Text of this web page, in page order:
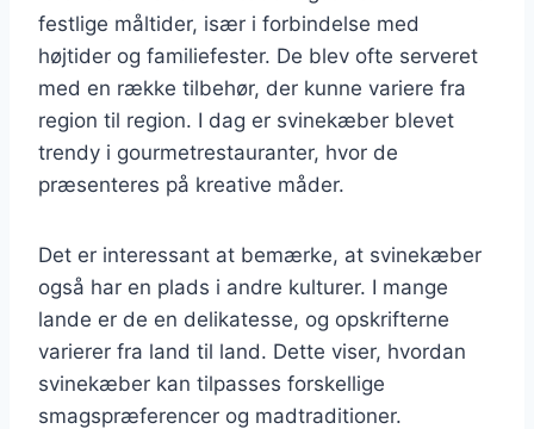
festlige måltider, især i forbindelse med
højtider og familiefester. De blev ofte serveret
med en række tilbehør, der kunne variere fra
region til region. I dag er svinekæber blevet
trendy i gourmetrestauranter, hvor de
præsenteres på kreative måder.
Det er interessant at bemærke, at svinekæber
også har en plads i andre kulturer. I mange
lande er de en delikatesse, og opskrifterne
varierer fra land til land. Dette viser, hvordan
svinekæber kan tilpasses forskellige
smagspræferencer og madtraditioner.